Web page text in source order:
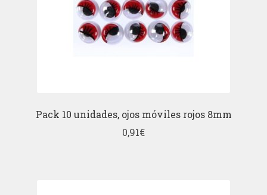
Pack 10 unidades, ojos móviles rojos 8mm
0,91€